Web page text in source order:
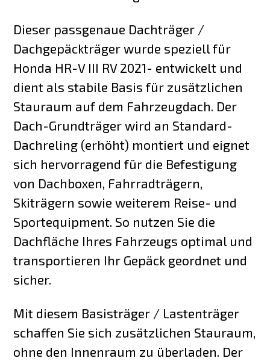
Dieser passgenaue Dachträger /
Dachgepäckträger wurde speziell für
Honda HR-V III RV 2021- entwickelt und
dient als stabile Basis für zusätzlichen
Stauraum auf dem Fahrzeugdach. Der
Dach-Grundträger wird an Standard-
Dachreling (erhöht) montiert und eignet
sich hervorragend für die Befestigung
von Dachboxen, Fahrradträgern,
Skiträgern sowie weiterem Reise- und
Sportequipment. So nutzen Sie die
Dachfläche Ihres Fahrzeugs optimal und
transportieren Ihr Gepäck geordnet und
sicher.
Mit diesem Basisträger / Lastenträger
schaffen Sie sich zusätzlichen Stauraum,
ohne den Innenraum zu überladen. Der